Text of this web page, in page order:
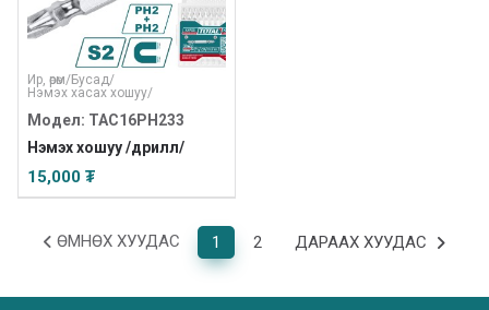
Ир, өрөм/Бусад/
Нэмэх хасах хошуу/
Модел: TAC16PH233
Нэмэх хошуу /дрилл/
15,000 ₮
ӨМНӨХ ХУУДАС 1 2 ДАРААХ ХУУДАС